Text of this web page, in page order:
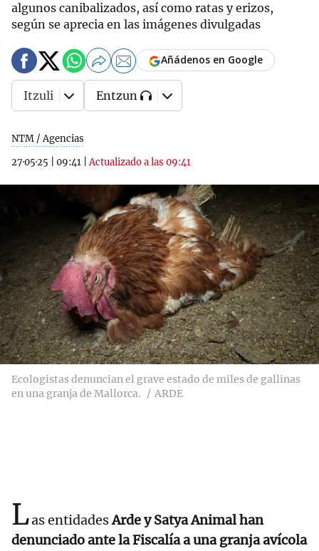
algunos canibalizados, así como ratas y erizos,
según se aprecia en las imágenes divulgadas
NTM / Agencias
27·05·25
09:41 |Actualizado a las 09:41
Añádenos en Google
Itzuli Entzun
Ecologistas denuncian el grave estado de miles de gallinas
en una granja de Mallorca.
ARDE
Las entidadesArde y Satya Animal han
denunciado ante la Fiscalía a una granja avícola